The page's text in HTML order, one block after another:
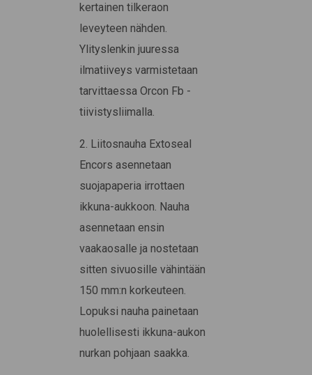
kertainen tilkeraon
leveyteen nähden.
Ylityslenkin juuressa
ilmatiiveys varmistetaan
tarvittaessa Orcon Fb -
tiivistysliimalla.
2. Liitosnauha Extoseal
Encors asennetaan
suojapaperia irrottaen
ikkuna-aukkoon. Nauha
asennetaan ensin
vaakaosalle ja nostetaan
sitten sivuosille vähintään
150 mm:n korkeuteen.
Lopuksi nauha painetaan
huolellisesti ikkuna-aukon
nurkan pohjaan saakka.